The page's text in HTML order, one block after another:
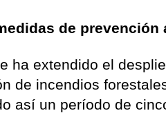
de
ha extendido el
de incendios
así un período de